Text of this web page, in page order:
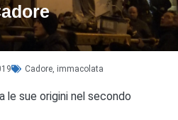
Cadore immacolata
le sue origini nel secondo